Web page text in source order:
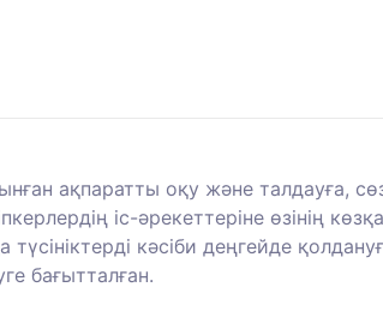
ақпаратты оқу және талдауға,
іс-әрекеттеріне өзінің
кәсіби деңгейде
бағытталған.